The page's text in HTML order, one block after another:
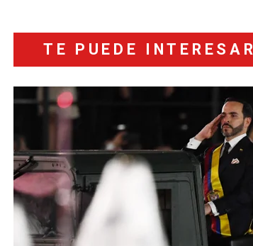
TE PUEDE INTERESAR